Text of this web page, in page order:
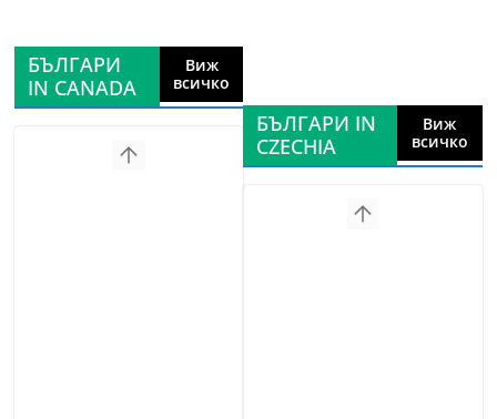
БЪЛГАРИ
IN CANADA
Виж
всичко
БЪЛГАРИ IN
CZECHIA
Виж
всичко